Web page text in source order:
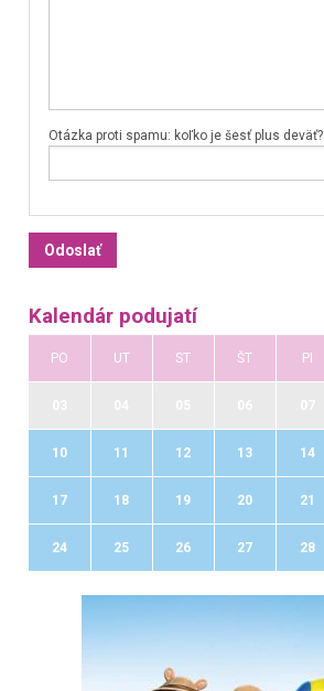
Otázka proti spamu: koľko je šesť plus deväť?
Kalendár podujatí
PO UT ST ŠT PI
10 11 12 13 14
17 18 19 20 21
24 25 26 27 28